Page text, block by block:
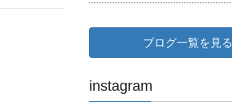
ブログ一覧を見る
instagram